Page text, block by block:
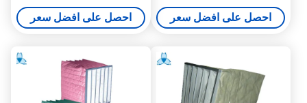
مخصصة الحجم
احصل على افضل سعر
للرشح والغبار Partcles
احصل على افضل سعر